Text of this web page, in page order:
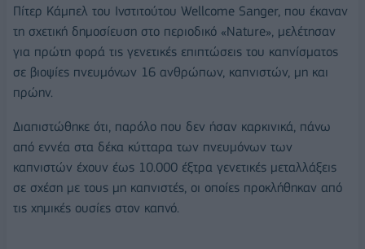
Πίτερ Κάμπελ του Ινστιτούτου Wellcome Sanger, που έκαναν
τη σχετική δημοσίευση στο περιοδικό «Nature», μελέτησαν
για πρώτη φορά τις γενετικές επιπτώσεις του καπνίσματος
σε βιοψίες πνευμόνων 16 ανθρώπων, καπνιστών, μη και
πρώην.
Διαπιστώθηκε ότι, παρόλο που δεν ήσαν καρκινικά, πάνω
από εννέα στα δέκα κύτταρα των πνευμόνων των
καπνιστών έχουν έως 10.000 έξτρα γενετικές μεταλλάξεις
σε σχέση με τους μη καπνιστές, οι οποίες προκλήθηκαν από
τις χημικές ουσίες στον καπνό.